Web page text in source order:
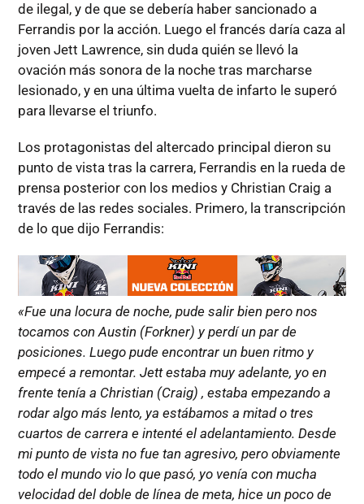
de ilegal, y de que se debería haber sancionado a
Ferrandis por la acción. Luego el francés daría caza al
joven Jett Lawrence, sin duda quién se llevó la
ovación más sonora de la noche tras marcharse
lesionado, y en una última vuelta de infarto le superó
para llevarse el triunfo.
Los protagonistas del altercado principal dieron su
punto de vista tras la carrera, Ferrandis en la rueda de
prensa posterior con los medios y Christian Craig a
través de las redes sociales. Primero, la transcripción
de lo que dijo Ferrandis:
«Fue una locura de noche, pude salir bien pero nos
tocamos con Austin (Forkner) y perdí un par de
posiciones. Luego pude encontrar un buen ritmo y
empecé a remontar. Jett estaba muy adelante, yo en
frente tenía a Christian (Craig) , estaba empezando a
rodar algo más lento, ya estábamos a mitad o tres
cuartos de carrera e intenté el adelantamiento. Desde
mi punto de vista no fue tan agresivo, pero obviamente
todo el mundo vio lo que pasó, yo venía con mucha
velocidad del doble de línea de meta, hice un poco de